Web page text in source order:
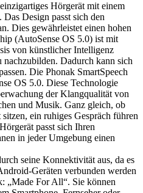
Hörgerät mit einem
Design passt sich den
Dies gewährleistet einen hohen
(AutoSense OS 5.0) ist mit
von künstlicher Intelligenz
Dadurch kann sich
Die Phonak SmartSpeech
OS 5.0. Diese Technologie
der Klangqualität von
und Musik. Ganz gleich, ob
ein ruhiges Gespräch führen
passt sich Ihren
in jeder Umgebung einen
seine Konnektivität aus, da es
Geräten verbunden werden
„Made For All“. Sie können